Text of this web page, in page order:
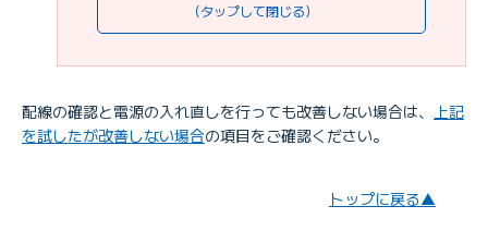
（タップして閉じる）
配線の確認と電源の入れ直しを行っても改善しない場合は、
上記
を試したが改善しない場合の項目をご確認ください。
トップに戻る▲